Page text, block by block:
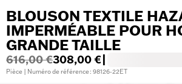
BLOUSON TEXTILE
IMPERMÉABLE POUR
GRANDE TAILLE
616,00 €308,00 €
Pièce | Numéro de référence : 98126-22ET